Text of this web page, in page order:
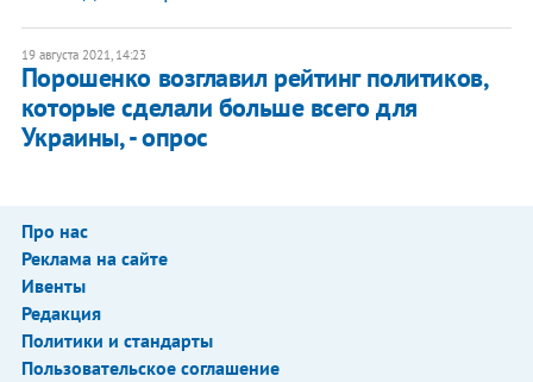
19 августа 2021, 14:23
Порошенко возглавил рейтинг политиков,
которые сделали больше всего для
Украины, - опрос
Про нас
Реклама на сайте
Ивенты
Редакция
Политики и стандарты
Пользовательское соглашение